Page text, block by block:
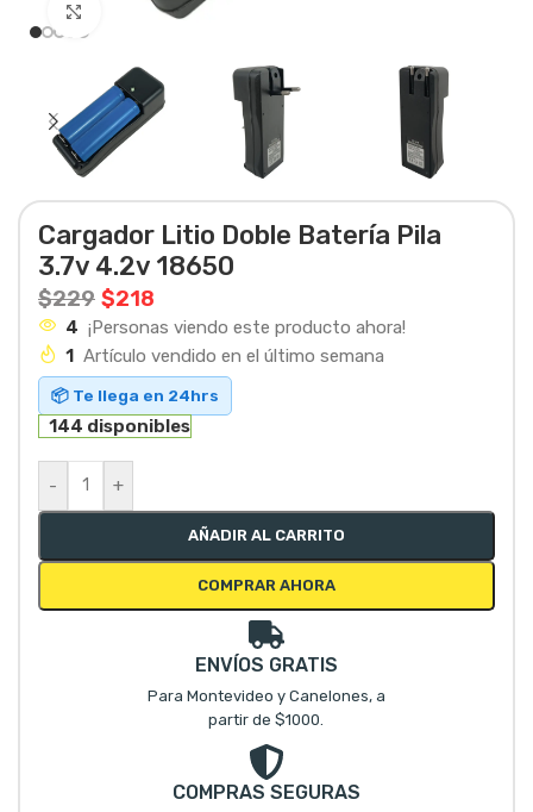
Haga clic para ampliar
Cargador Litio Doble Batería Pila
3.7v 4.2v 18650
$229 $218
4 ¡Personas viendo este producto ahora!
1 Artículo vendido en el último semana
📦 Te llega en 24hrs
144 disponibles
- +
AÑADIR AL CARRITO
COMPRAR AHORA
ENVÍOS GRATIS
Para Montevideo y Canelones, a
partir de $1000.
COMPRAS SEGURAS